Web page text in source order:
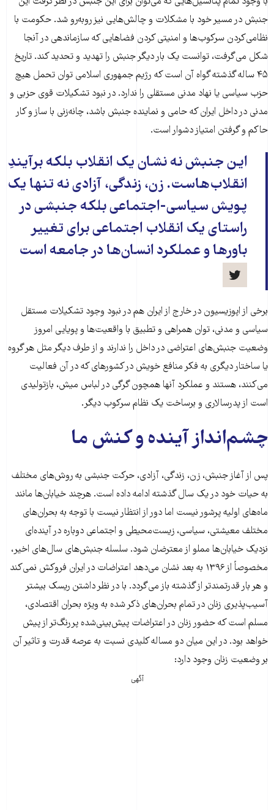
جنبش در مسیر خود با مشکلات و چالش‌هایی نیز رو‌به‌رو شد. حکومت با
نظامی‌کردن سرکوب‌ها و امنیتی کردن فضاهایی که سازماندهی در آنجا
شکل می‌گرفت، توانست یک بار دیگر جنبش را تهدید و تحدید کند. تاریخ
۴۵ ساله گذشته گواه آن است که رژیم جمهوری اسلامی توان تحمل هیچ
حزب سیاسی یا نهاد مدنی مستقلی را ندارد. در نبود تشکیلات قوی حزبی و
مدنی در داخل ایران که حامی و نماینده جنبش باشد، چانه‌زنی با ساز و کار
حاکم و گرفتن امتیاز دشوار است.
این جنبش نه نشان یک انقلاب بلکه برآیندِ
انقلاب‌هاست. زن، زندگی، آزادی نه تنها یک
پویش سیاسی-اجتماعی بلکه جنبشی در
راستای یک انقلاب اجتماعی برای تغییر
باورها و عملکرد انسان‌ها در جامعه است
برخی از اپوزیسیون در خارج از ایران هم در نبود وجود تشکیلات مستقل
سیاسی و مدنی، توان همراهی و تطبیق با واقعیت‌ها و پویایی امروز
وضعیت جنبش‌های اعتراضی در داخل را ندارند و از طرف دیگر مثل هر گروه
یا ساختار دیگری به فکر منافع خویش در کشورهای که در آن فعالیت
می‌کنند، هستند و عملکرد آنها همچون گرگی در لباس میش، بازتولیدی
است از پدرسالاری و برساخت یک نظام سرکوب دیگر.
چشم‌انداز آینده و کنش ما
پس از آغاز جنبش، زن، زندگی، آزادی، حرکت جنبشی به روش‌های مختلف
به حیات خود در یک سال گذشته ادامه داده است. هرچند خیابان‌ها مانند
ماه‌های اولیه‌ پرشور نیست اما دور از انتظار نیست با توجه به بحران‌های
مختلف معیشتی، سیاسی، زیست‌محیطی و اجتماعی دوباره در آینده‌ای
نزدیک خیابان‌ها مملو از معترضان شود. سلسله جنبش‌های سال‌های اخیر،
مخصوصاً از ۱۳۹۶ به بعد نشان می‌دهد اعتراضات در ایران فروکش نمی‌کند
و هر بار قدرتمندتر از گذشته باز می‌گردد. با در نظر داشتن ریسک بیشتر
آسیب‌پذیری زنان در تمام بحران‌های ذکر شده به ویژه بحران اقتصادی،
مسلم است که حضور زنان در اعتراضات پیش‌بینی‌شده پررنگ‌تر از پیش
خواهد بود. در این میان دو مساله‌ کلیدی نسبت به عرصه‌ قدرت و تاثیر آن
بر وضعیت زنان وجود دارد:
آگهی